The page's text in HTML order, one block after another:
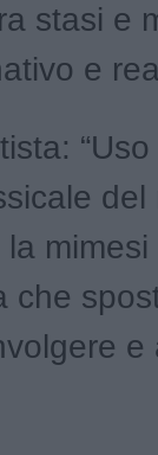
stasi e
e
“Uso
mimesi
che
e